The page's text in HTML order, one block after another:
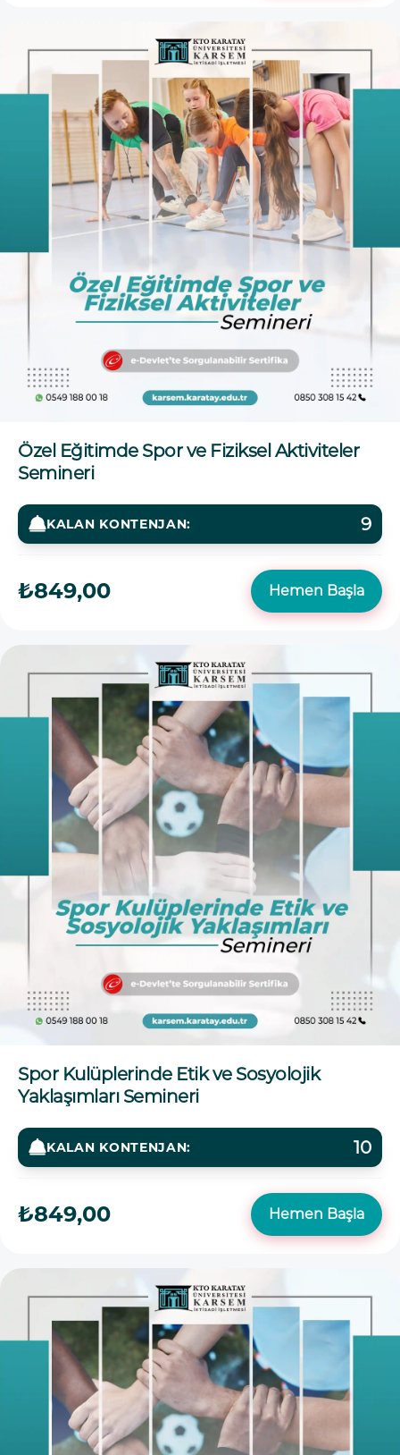
Özel Eğitimde Spor ve Fiziksel Aktiviteler
Semineri
KALAN KONTENJAN: 9
₺849,00 Hemen Başla
Spor Kulüplerinde Etik ve Sosyolojik
Yaklaşımları Semineri
KALAN KONTENJAN: 10
₺849,00 Hemen Başla